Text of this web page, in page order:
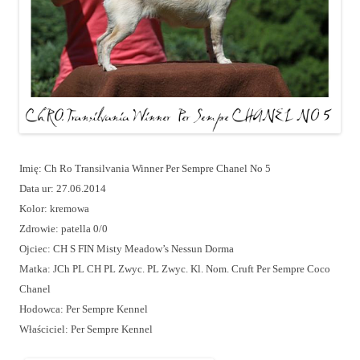
Imię: Ch Ro Transilvania Winner Per Sempre Chanel No 5
Data ur: 27.06.2014
Kolor: kremowa
Zdrowie: patella 0/0
Ojciec: CH S FIN Misty Meadow’s Nessun Dorma
Matka: JCh PL CH PL Zwyc. PL Zwyc. Kl. Nom. Cruft Per Sempre Coco
Chanel
Hodowca: Per Sempre Kennel
Właściciel: Per Sempre Kennel